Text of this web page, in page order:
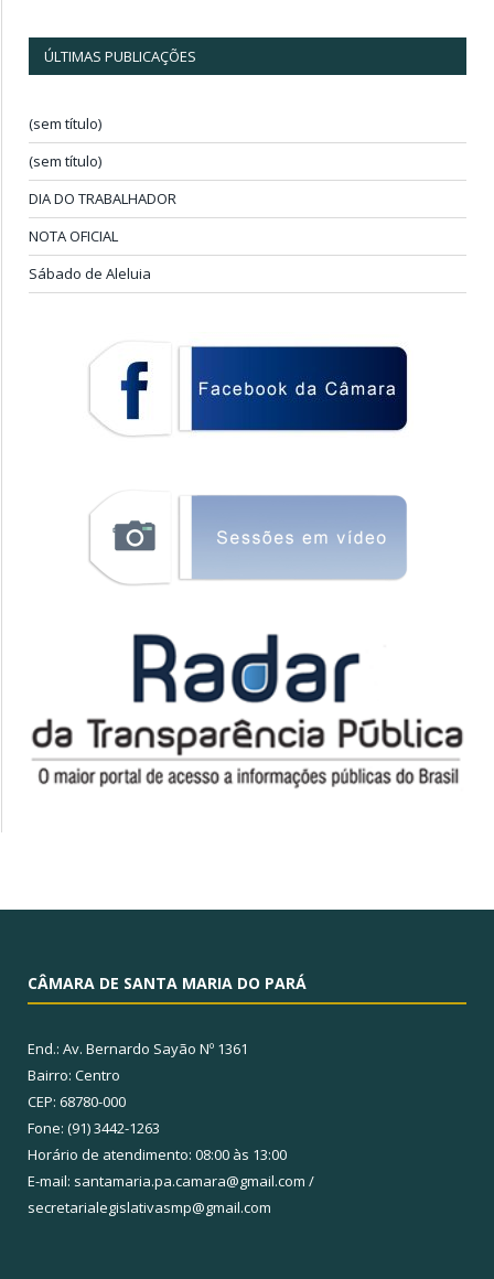
ÚLTIMAS PUBLICAÇÕES
(sem título)
(sem título)
DIA DO TRABALHADOR
NOTA OFICIAL
Sábado de Aleluia
CÂMARA DE SANTA MARIA DO PARÁ
End.: Av. Bernardo Sayão Nº 1361
Bairro: Centro
CEP: 68780-000
Fone: (91) 3442-1263
Horário de atendimento: 08:00 às 13:00
E-mail: santamaria.pa.camara@gmail.com /
secretarialegislativasmp@gmail.com